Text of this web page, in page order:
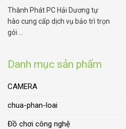
Danh mục sản phẩm
CAMERA
chua-phan-loai
Đồ chơi công nghệ
Thành Phát PC Hải Dương tự
hào cung cấp dịch vụ bảo trì trọn
gói ...